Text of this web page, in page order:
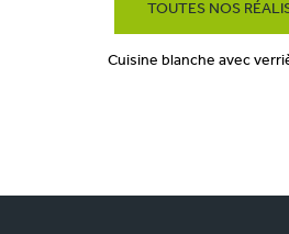
TOUTES NOS
Cuisine blanche avec